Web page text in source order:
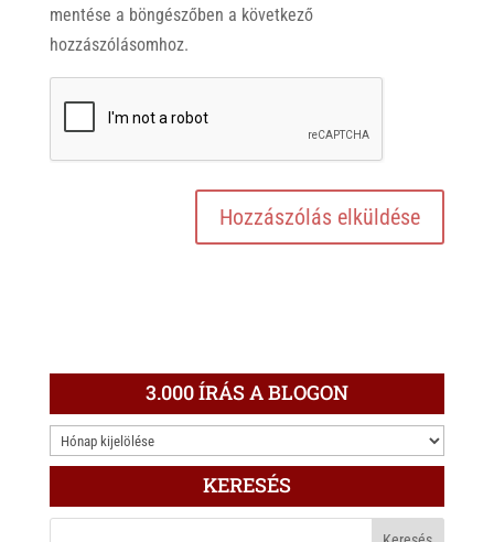
mentése a böngészőben a következő
hozzászólásomhoz.
3.000 ÍRÁS A BLOGON
3.000
ÍRÁS
KERESÉS